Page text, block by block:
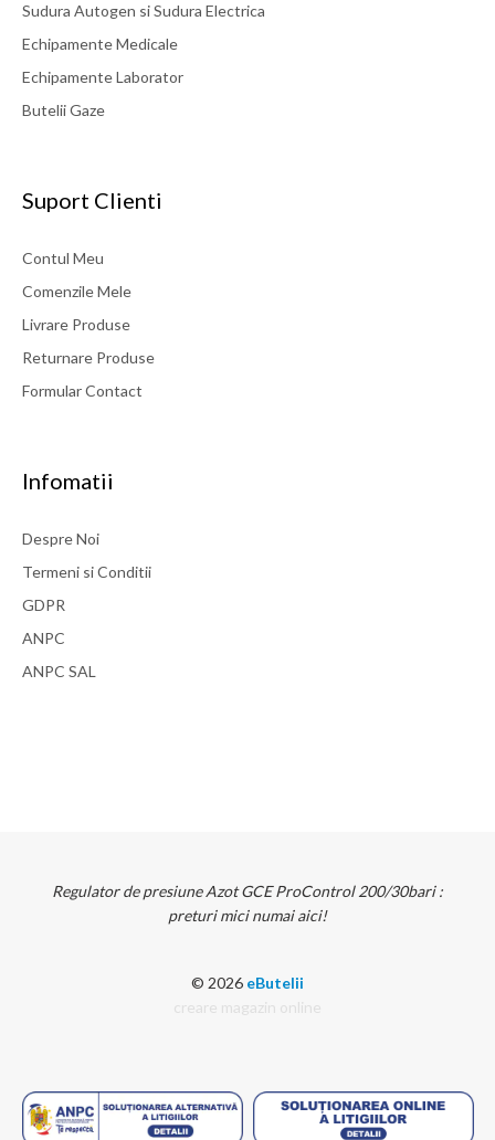
Sudura Autogen si Sudura Electrica
Echipamente Medicale
Echipamente Laborator
Butelii Gaze
Suport Clienti
Contul Meu
Comenzile Mele
Livrare Produse
Returnare Produse
Formular Contact
Infomatii
Despre Noi
Termeni si Conditii
GDPR
ANPC
ANPC SAL
Regulator de presiune Azot GCE ProControl 200/30bari :
preturi mici numai aici!
© 2026 eButelii
creare magazin online